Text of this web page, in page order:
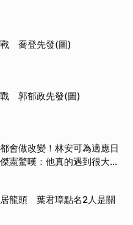
戰 喬登先發(圖)
郭郁政先發(圖)
會做改變！林安可為適應日
憲驚嘆：他真的遇到很大挫
龍頭 葉君璋點名2人是關